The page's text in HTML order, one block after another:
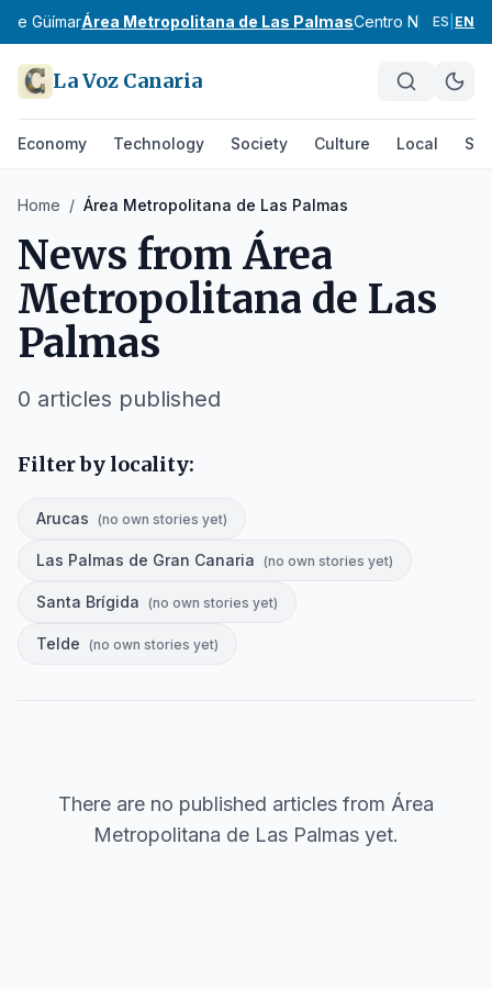
de GüímarÁrea Metropolitana de Las PalmasCentro Norte de
ES EN
La Voz Canaria
Economy Technology Society Culture Local
Home / Área Metropolitana de Las Palmas
News from Área
Metropolitana de Las
Palmas
0 articles published
Filter by locality:
Arucas (no own stories yet)
Las Palmas de Gran Canaria (no own stories yet)
Santa Brígida (no own stories yet)
Telde (no own stories yet)
There are no published articles from Área
Metropolitana de Las Palmas yet.